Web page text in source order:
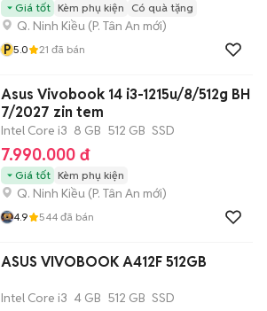
Giá tốt Kèm phụ kiện Có quà tặng
Q. Ninh Kiều (P. Tân An mới)
P 5.0 21 đã bán
Asus Vivobook 14 i3-1215u/8/512g BH
7/2027 zin tem
Intel Core i3 8 GB 512 GB SSD
7.990.000 đ
Giá tốt Kèm phụ kiện
Q. Ninh Kiều (P. Tân An mới)
4.9 544 đã bán
ASUS VIVOBOOK A412F 512GB
Intel Core i3 4 GB 512 GB SSD